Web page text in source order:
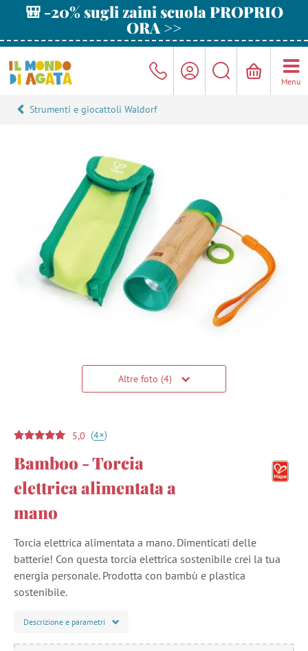
🎒 -20% sugli zaini scuola PROPRIO
ORA >>
Menu
Strumenti e giocattoli Waldorf
Altre foto (4)
5,0 (4+)
Bamboo - Torcia
elettrica alimentata a
mano
Torcia elettrica alimentata a mano. Dimenticati delle
batterie! Con questa torcia elettrica sostenibile crei la tua
energia personale. Prodotta con bambù e plastica
sostenibile.
Descrizione e parametri